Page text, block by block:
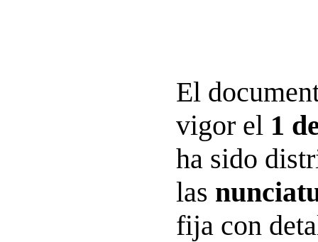
El
vigor el 1
ha sido
las
fija con